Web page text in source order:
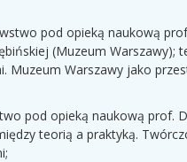
pod opieką naukową
(Muzeum Warszawy);
Muzeum Warszawy jako
pod opieką naukową prof.
teorią a praktyką.